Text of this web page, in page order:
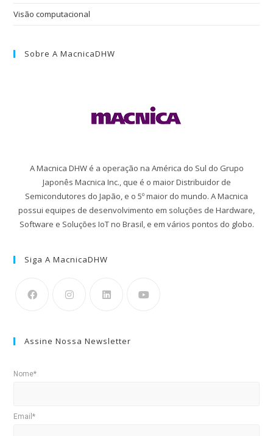
Visão computacional
Sobre A MacnicaDHW
A Macnica DHW é a operação na América do Sul do Grupo
Japonês Macnica Inc., que é o maior Distribuidor de
Semicondutores do Japão, e o 5º maior do mundo. A Macnica
possui equipes de desenvolvimento em soluções de Hardware,
Software e Soluções IoT no Brasil, e em vários pontos do globo.
Siga A MacnicaDHW
Assine Nossa Newsletter
Nome*
Email*